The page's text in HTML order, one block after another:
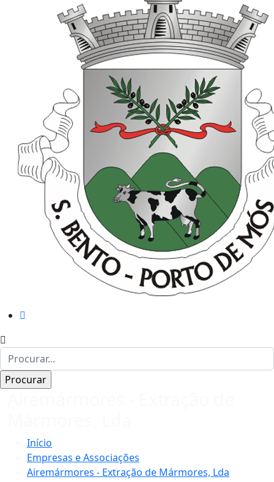
Início
Empresas e Associações
Airemármores - Extração de Mármores, Lda